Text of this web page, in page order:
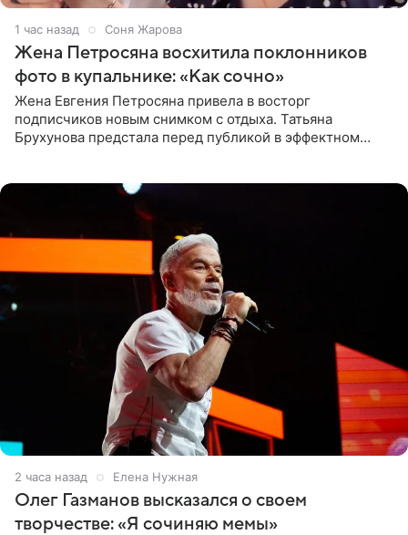
1 час назад Соня Жарова
Жена Петросяна восхитила поклонников
фото в купальнике: «Как сочно»
Жена Евгения Петросяна привела в восторг
подписчиков новым снимком с отдыха. Татьяна
Брухунова предстала перед публикой в эффектном
2 часа назад Елена Нужная
Олег Газманов высказался о своем
творчестве: «Я сочиняю мемы»